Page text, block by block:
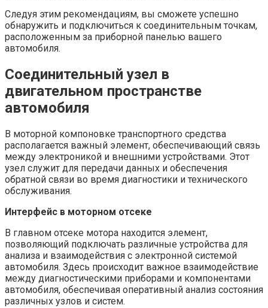
Следуя этим рекомендациям, вы сможете успешно
обнаружить и подключиться к соединительным точкам,
расположенным за приборной панелью вашего
автомобиля.
Соединительный узел в
двигательном пространстве
автомобиля
В моторной компоновке транспортного средства
располагается важный элемент, обеспечивающий связь
между электроникой и внешними устройствами. Этот
узел служит для передачи данных и обеспечения
обратной связи во время диагностики и технического
обслуживания.
Интерфейс в моторном отсеке
В главном отсеке мотора находится элемент,
позволяющий подключать различные устройства для
анализа и взаимодействия с электронной системой
автомобиля. Здесь происходит важное взаимодействие
между диагностическими приборами и компонентами
автомобиля, обеспечивая оперативный анализ состояния
различных узлов и систем.